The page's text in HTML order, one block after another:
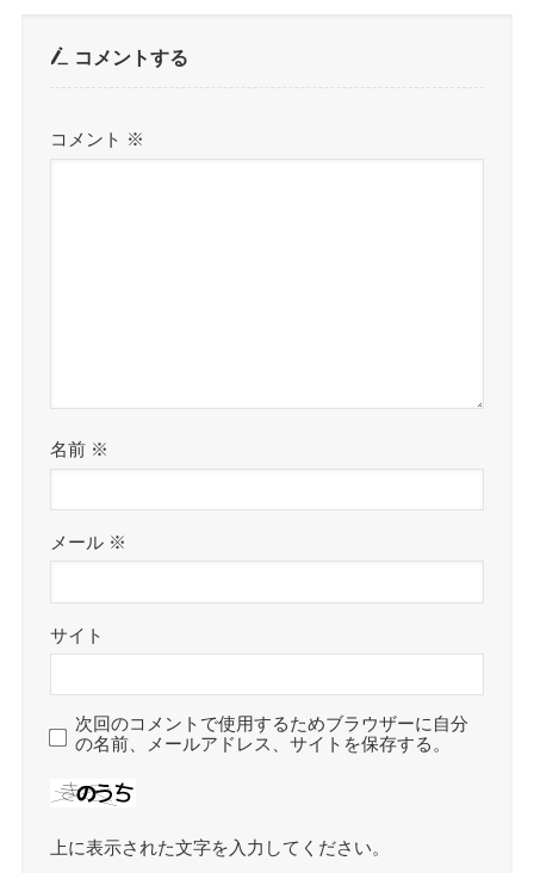
コメントする
コメント ※
名前 ※
メール ※
サイト
次回のコメントで使用するためブラウザーに自分
の名前、メールアドレス、サイトを保存する。
上に表示された文字を入力してください。